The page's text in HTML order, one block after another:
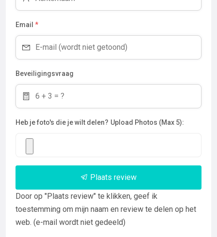
Email *
Beveiligingsvraag
Heb je foto's die je wilt delen? Upload Photos (Max 5):
Plaats review
Door op "Plaats review" te klikken, geef ik
toestemming om mijn naam en review te delen op het
web. (e-mail wordt niet gedeeld)